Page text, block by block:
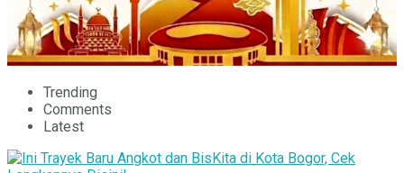
Trending
Comments
Latest